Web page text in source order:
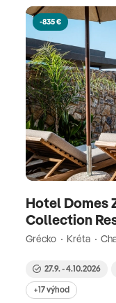
-835 €
Hotel Domes
Collection
Grécko Kréta
27.9. - 4.10.2026
+17 výhod